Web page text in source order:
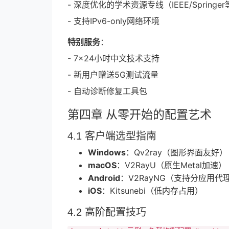
- 深度优化的学术资源专线（IEEE/Springer
- 支持IPv6-only网络环境
特别服务：
- 7×24小时中文技术支持
- 新用户赠送5G测试流量
- 自动诊断修复工具包
第四章 从零开始的配置艺术
4.1 客户端选型指南
Windows：Qv2ray（图形界面友好）
macOS：V2RayU（原生Metal加速）
Android：V2RayNG（支持分应用代理
iOS：Kitsunebi（低内存占用）
4.2 高阶配置技巧